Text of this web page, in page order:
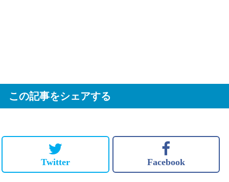
この記事をシェアする
Twitter Facebook